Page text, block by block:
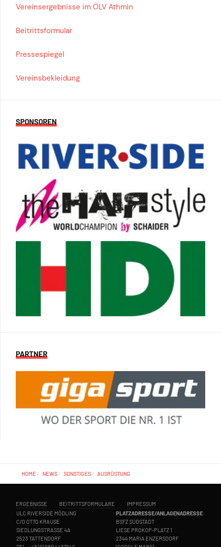
Vereinsergebnisse im ÖLV Athmin
Beitrittsformular
Pressespiegel
Vereinsbekleidung
SPONSOREN
PARTNER
HOME NEWS SONSTIGES AUSRÜSTUNG
ERGEBNISSE BEITRITTSFORMULARE
IMPRESSUM
ULC RIVERSIDE MÖDLING
C/O OTTO KRAUSE
SIEDLUNGSTRASSE 4A
2523 TATTENDORF
PLATZADRESSE/ANLAGENADRESSE:
BSFZ SÜDSTADT
LIESE PROKOP-PLATZ 1
2344 MARIA ENZERSDORF